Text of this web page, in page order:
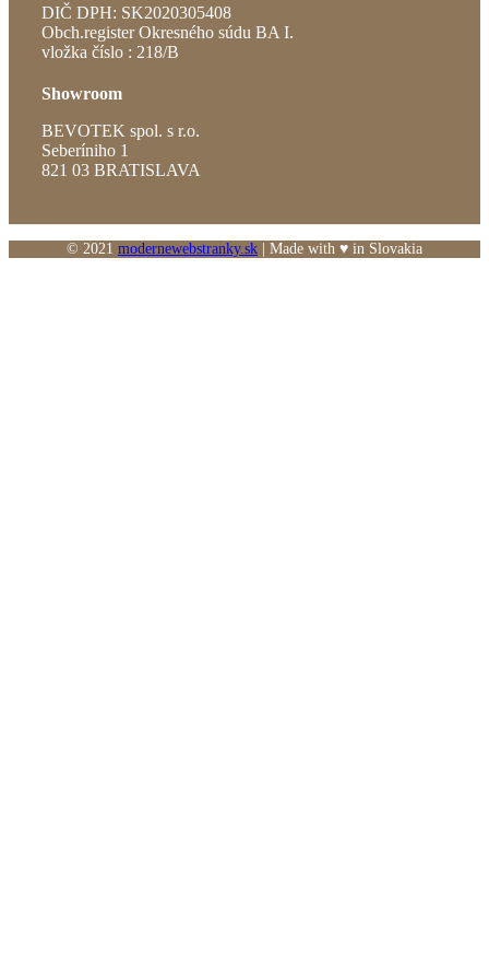
DIČ DPH: SK2020305408
Obch.register Okresného súdu BA I.
vložka číslo : 218/B
Showroom
BEVOTEK spol. s r.o.
Seberíniho 1
821 03 BRATISLAVA
© 2021 modernewebstranky.sk | Made with ♥ in Slovakia